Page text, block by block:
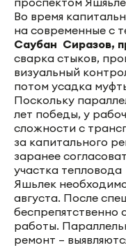
Во время
на современные с
Саубан Сиразов,
сварка стыков,
визуальный
потом усадка
Поскольку
лет победы, у
сложности с
за капитального
заранее
участка
Яшьлек
августа. После
беспрепятственно
работы.
ремонт –